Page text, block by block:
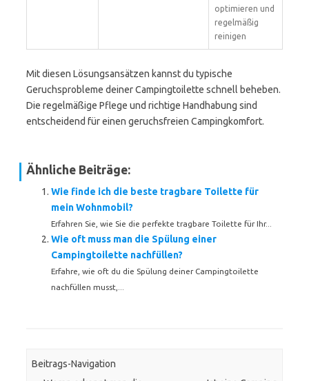
optimieren und
regelmäßig
reinigen
Mit diesen Lösungsansätzen kannst du typische
Geruchsprobleme deiner Campingtoilette schnell beheben.
Die regelmäßige Pflege und richtige Handhabung sind
entscheidend für einen geruchsfreien Campingkomfort.
Ähnliche Beiträge:
Wie finde ich die beste tragbare Toilette für
mein Wohnmobil?
Erfahren Sie, wie Sie die perfekte tragbare Toilette für Ihr...
Wie oft muss man die Spülung einer
Campingtoilette nachfüllen?
Erfahre, wie oft du die Spülung deiner Campingtoilette
nachfüllen musst,...
Beitrags-Navigation